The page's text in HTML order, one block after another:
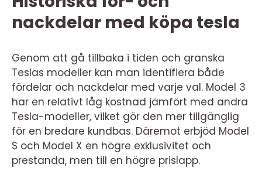
nackdelar med köpa tesla
Genom att gå tillbaka i tiden och granska
Teslas modeller kan man identifiera både
fördelar och nackdelar med varje val. Model 3
har en relativt låg kostnad jämfört med andra
Tesla-modeller, vilket gör den mer tillgänglig
för en bredare kundbas. Däremot erbjöd Model
S och Model X en högre exklusivitet och
prestanda, men till en högre prislapp.